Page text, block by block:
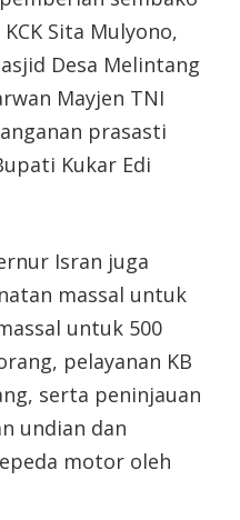
Sita Mulyono,
Desa Melintang
Mayjen TNI
prasasti
Kukar Edi
Isran juga
massal untuk
untuk 500
pelayanan KB
serta peninjauan
undian dan
motor oleh